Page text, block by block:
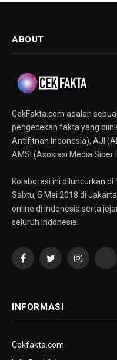
ABOUT
CekFakta.com adalah
pengecekan fakta yang
Antifitnah Indonesia), AJI
AMSI (Asosiasi Media Siber
Kolaborasi ini diluncurkan di
Sabtu, 5 Mei 2018 di
online di Indonesia serta
seluruh Indonesia.
FacebookTwitterInstagram
INFORMASI
Cekfakta.com